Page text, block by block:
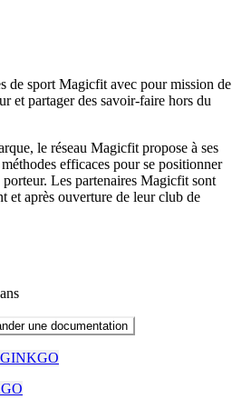
de sport Magicfit avec pour mission de
et partager des savoir-faire hors du
le réseau Magicfit propose à ses
efficaces pour se positionner
Les partenaires Magicfit sont
et après ouverture de leur club de
une documentation